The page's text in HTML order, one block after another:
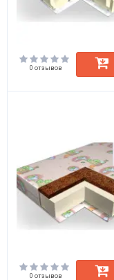
0 отзывов
0 отзывов